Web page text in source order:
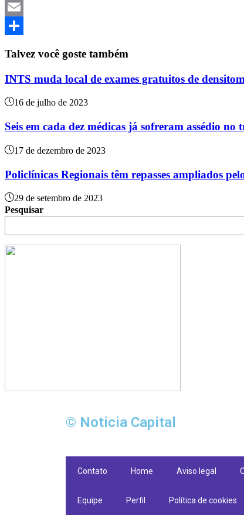
Twitter
Email
Talvez você goste também
INTS muda local de exames gratuitos de
16 de julho de 2023
Seis em cada dez médicas já sofreram assédio no
17 de dezembro de 2023
Policlínicas Regionais têm repasses ampliados
29 de setembro de 2023
Pesquisar
© Noticia Capital
Contato Home Aviso legal
Equipe Perfil Política de cookies